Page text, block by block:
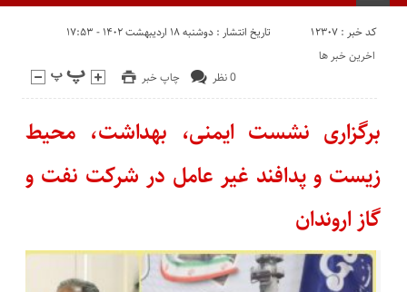
کد خبر : 12307 تاریخ انتشار : دوشنبه ۱۸ اردیبهشت ۱۴۰۲ - ۱۷:۵۳
چاپ خبر 0 نظر
اخرین خبر ها
برگزاری نشست ایمنی، بهداشت، محیط
زیست و پدافند غیر عامل در شرکت نفت و
گاز اروندان